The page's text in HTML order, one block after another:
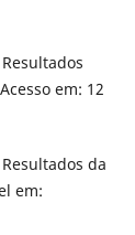
em: 12
da
em: